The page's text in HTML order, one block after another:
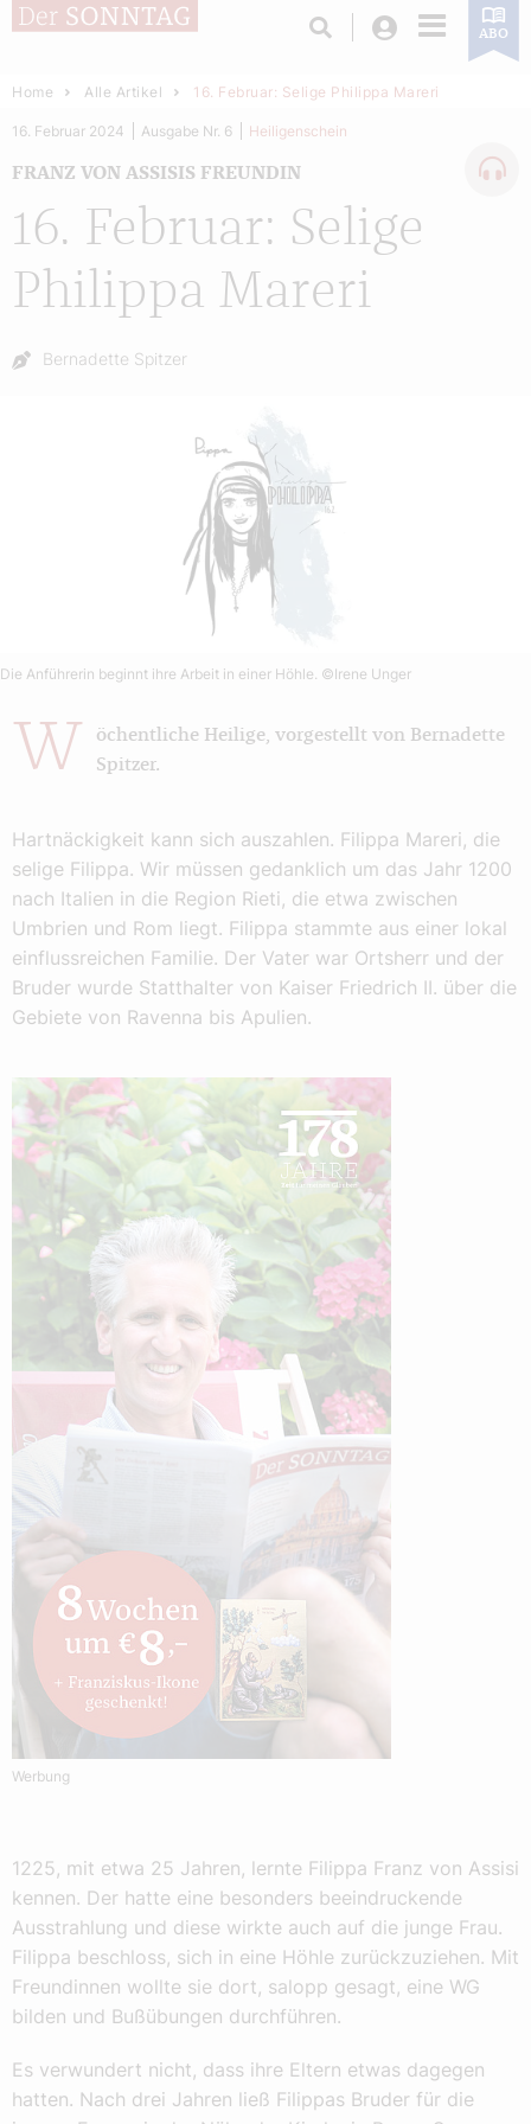
Login ABO
Home Alle Artikel 16. Februar: Selige Philippa Mareri
16. Februar: Selige
Philippa Mareri
FRANZ VON ASSISIS FREUNDIN
16. Februar 2024 Ausgabe Nr. 6 Heiligenschein
Autor:
Bernadette Spitzer
Die Anführerin beginnt ihre Arbeit in einer Höhle. ©Irene Unger
W
öchentliche Heilige, vorgestellt von Bernadette
Spitzer.
Hartnäckigkeit kann sich auszahlen. Filippa Mareri, die
selige Filippa. Wir müssen gedanklich um das Jahr 1200
nach Italien in die Region Rieti, die etwa zwischen
Umbrien und Rom liegt. Filippa stammte aus einer lokal
einflussreichen Familie. Der Vater war Ortsherr und der
Bruder wurde Statthalter von Kaiser Friedrich II. über die
Gebiete von Ravenna bis Apulien.
Werbung
1225, mit etwa 25 Jahren, lernte Filippa Franz von Assisi
kennen. Der hatte eine besonders beeindruckende
Ausstrahlung und diese wirkte auch auf die junge Frau.
Filippa beschloss, sich in eine Höhle zurückzuziehen. Mit
Freundinnen wollte sie dort, salopp gesagt, eine WG
bilden und Bußübungen durchführen.
Es verwundert nicht, dass ihre Eltern etwas dagegen
hatten. Nach drei Jahren ließ Filippas Bruder für die